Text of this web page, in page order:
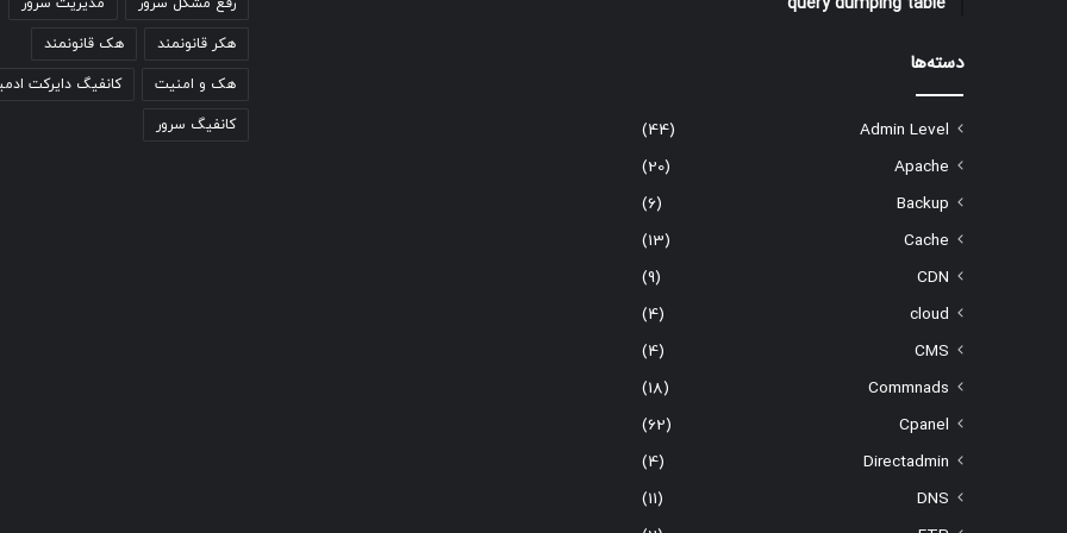
دسته‌ها
Admin Level
(44)
Apache
(20)
Backup
(6)
Cache
(13)
CDN
(9)
cloud
(4)
CMS
(4)
Commnads
(18)
Cpanel
(62)
Directadmin
(4)
DNS
(11)
هکر قانونمند هک قانونمند
هک و امنیت کانفیگ دایرکت
کانفیگ سرور